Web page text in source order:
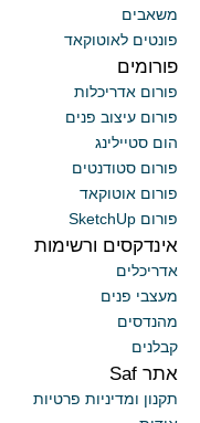
משאבים
פונטים לאוטוקאד
פורומים
פורום אדריכלות
פורום עיצוב פנים
הום סטיילינג
פורום סטודנטים
פורום אוטוקאד
פורום SketchUp
אינדקסים ורשימות
אדריכלים
מעצבי פנים
מהנדסים
קבלנים
אתר Saf
תקנון ומדיניות פרטיות